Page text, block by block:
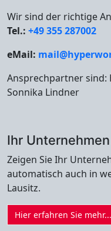
Wir sind der richtige
Tel.: +49 355 287002
eMail:
Ansprechpartner sind:
Sonnika Lindner
Ihr
Zeigen Sie Ihr
automatisch auch in
Lausitz.
Hier erfahren Sie mehr...